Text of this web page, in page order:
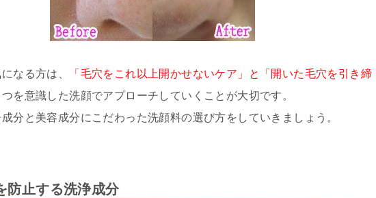
なる方は、
「毛穴をこれ以上開かせないケア」と「開いた毛穴を引き締
を意識した洗顔でアプローチしていくことが大切です。
分と美容成分にこだわった洗顔料の選び方をしていきましょう。
防止する洗浄成分